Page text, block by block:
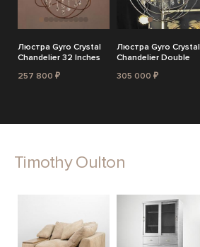
Люстра Gyro Crystal
Chandelier 32 Inches
257 800 ₽
Люстра Gyro Crystal
Chandelier Double
305 000 ₽
Timothy Oulton